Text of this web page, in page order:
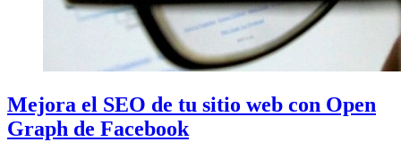
Mejora el SEO de tu sitio web con Open
Graph de Facebook